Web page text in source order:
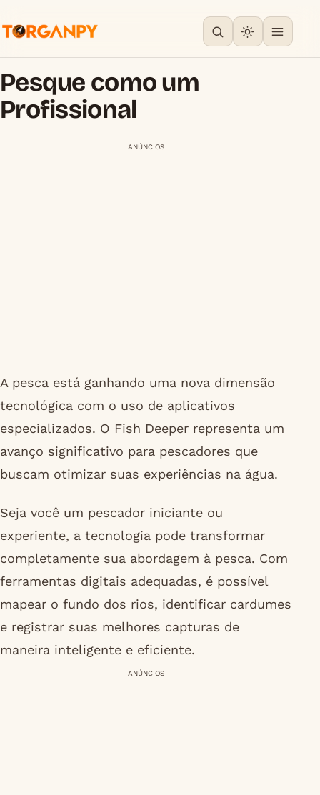
Pesque como um
Profissional
ANÚNCIOS
A pesca está ganhando uma nova dimensão
tecnológica com o uso de aplicativos
especializados. O Fish Deeper representa um
avanço significativo para pescadores que
buscam otimizar suas experiências na água.
Seja você um pescador iniciante ou
experiente, a tecnologia pode transformar
completamente sua abordagem à pesca. Com
ferramentas digitais adequadas, é possível
mapear o fundo dos rios, identificar cardumes
e registrar suas melhores capturas de
maneira inteligente e eficiente.
ANÚNCIOS